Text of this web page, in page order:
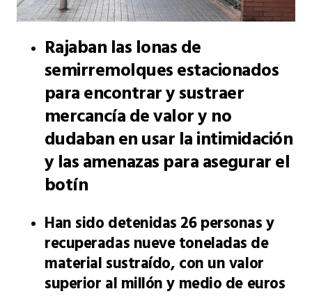
Rajaban las lonas de
semirremolques estacionados
para encontrar y sustraer
mercancía de valor y no
dudaban en usar la intimidación
y las amenazas para asegurar el
botín
Han sido detenidas 26 personas y
recuperadas nueve toneladas de
material sustraído, con un valor
superior al millón y medio de euros